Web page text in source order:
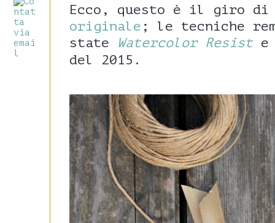
Ecco, questo è il giro
originale ; le tecniche
state Watercolor Resist
del 2015.